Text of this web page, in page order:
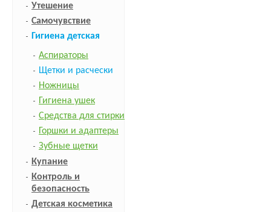
Утешение
Самочувствие
Гигиена детская
Аспираторы
Щетки и расчески
Ножницы
Гигиена ушек
Средства для стирки
Горшки и адаптеры
Зубные щетки
Купание
Контроль и
безопасность
Детская косметика